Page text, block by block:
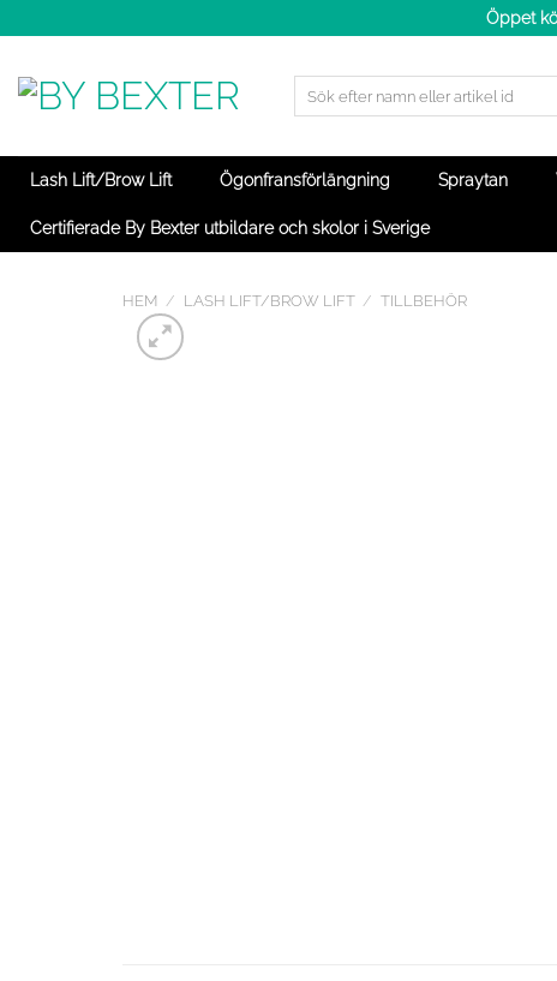
to
content
Öppet
Lash Lift/Brow Lift Ögonfransförlängning Spraytan
Certifierade By Bexter utbildare och skolor i Sverige
HEM / LASH LIFT/BROW LIFT / TILLBEHÖR